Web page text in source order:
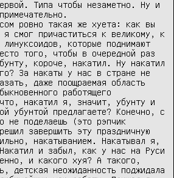
Типа чтобы незаметно. Ну и
ровно такая же хуета: как вы
я смог причаститься к великому, к
которые поднимают
того, чтобы в очередной раз
короче, накатил. Ну накатил
За накаты у нас в стране не
даже поощраемая область
работящего
накатил я, значит, убунту и
убунтой предлагаете? Конечно, с
не поделаешь (это рэпчик
завершить эту праздничную
накатыванием. Накатывал я,
и забыл, как у нас на Руси
и какого хуя? А такого,
детская неожиданность поджидала